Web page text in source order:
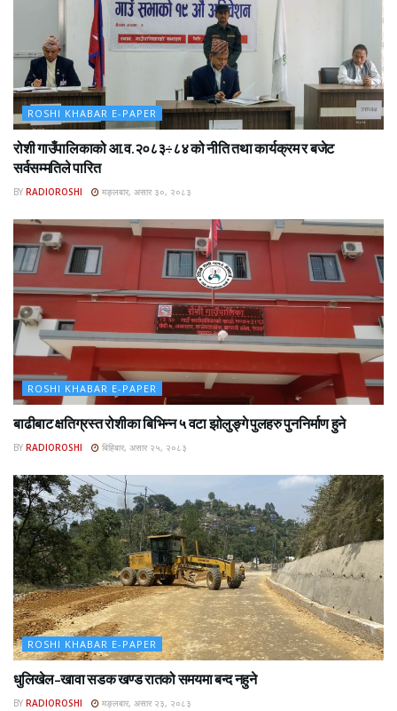
ROSHI KHABAR E-PAPER
रोशी गाउँपालिकाको आ.व.२०८३÷८४ को नीति तथा कार्यक्रम र बजेट
सर्वसम्मतिले पारित
BY RADIOROSHI मङ्लबार, असार ३०, २०८३
ROSHI KHABAR E-PAPER
बाढीबाट क्षतिग्रस्त रोशीका बिभिन्न ५ वटा झोलुङ्गे पुलहरु पुननिर्माण हुने
BY RADIOROSHI बिहिबार, असार २५, २०८३
ROSHI KHABAR E-PAPER
धुलिखेल–खावा सडक खण्ड रातको समयमा बन्द नहुने
BY RADIOROSHI मङ्लबार, असार २३, २०८३